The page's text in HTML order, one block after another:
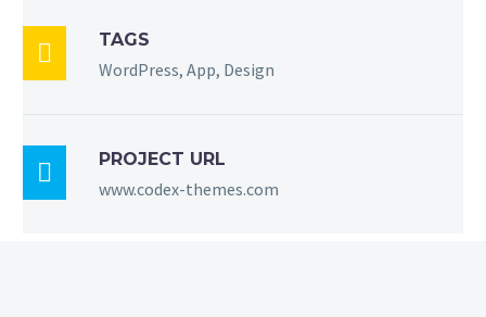
 TAGS
WordPress, App, Design
 PROJECT URL
www.codex-themes.com